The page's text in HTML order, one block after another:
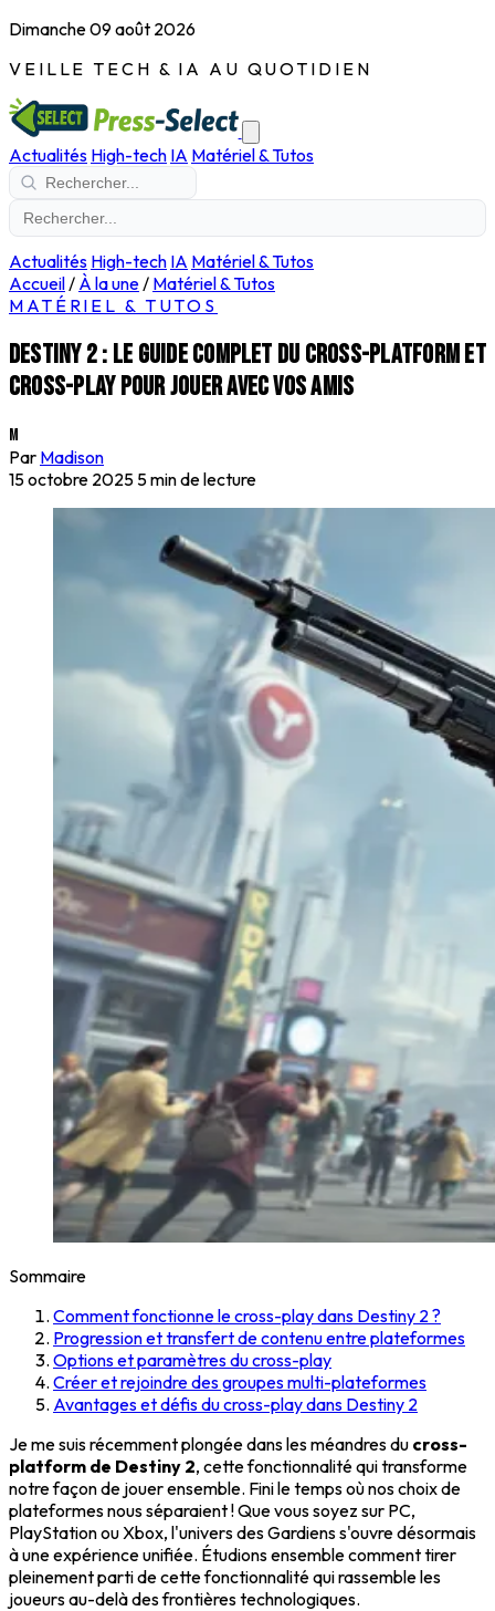
Dimanche 09 août 2026
VEILLE TECH & IA AU QUOTIDIEN
Actualités High-tech IA Matériel & Tutos
Actualités High-tech IA Matériel & Tutos
Accueil/ À la une/ Matériel & Tutos
MATÉRIEL & TUTOS
Destiny 2 : le guide complet du cross-platform et
cross-play pour jouer avec vos amis
M
Par Madison
15 octobre 2025 5 min de lecture
Sommaire
Comment fonctionne le cross-play dans Destiny 2 ?
Progression et transfert de contenu entre plateformes
Options et paramètres du cross-play
Créer et rejoindre des groupes multi-plateformes
Avantages et défis du cross-play dans Destiny 2
Je me suis récemment plongée dans les méandres du cross-
platform de Destiny 2, cette fonctionnalité qui transforme
notre façon de jouer ensemble. Fini le temps où nos choix de
plateformes nous séparaient ! Que vous soyez sur PC,
PlayStation ou Xbox, l'univers des Gardiens s'ouvre désormais
à une expérience unifiée. Étudions ensemble comment tirer
pleinement parti de cette fonctionnalité qui rassemble les
joueurs au-delà des frontières technologiques.